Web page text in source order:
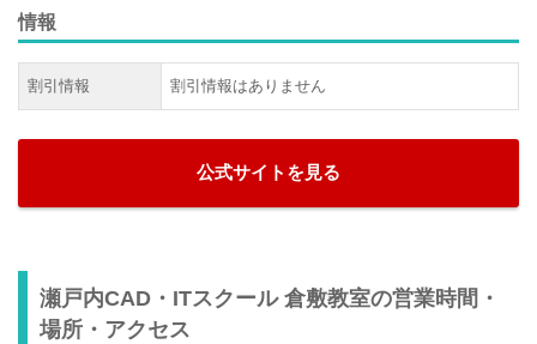
情報
割引情報 割引情報はありません
公式サイトを見る
瀬戸内CAD・ITスクール 倉敷教室の営業時間・
場所・アクセス